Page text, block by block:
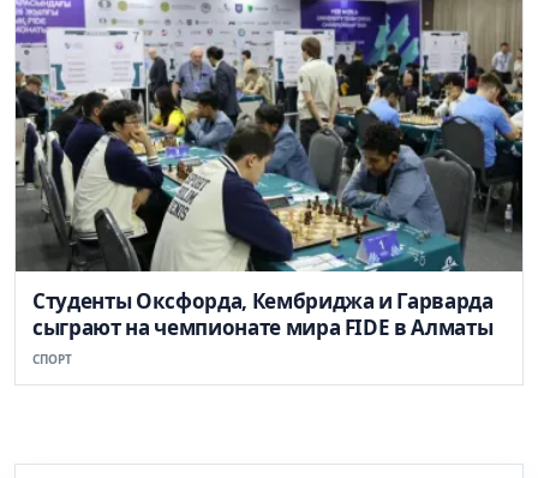
Студенты Оксфорда, Кембриджа и Гарварда
сыграют на чемпионате мира FIDE в Алматы
СПОРТ